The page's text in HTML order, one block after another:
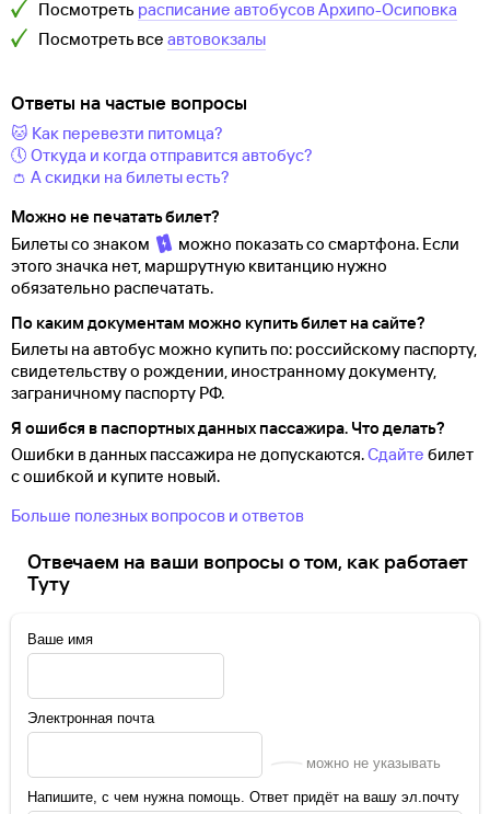
Посмотреть расписание автобусовАрхипо-Осиповка
Посмотреть все автовокзалы
Ответы на частые вопросы
🐱 Как перевезти питомца?
🕔 Откуда и когда отправится автобус?
👛 А скидки на билеты есть?
Можно не печатать билет?
Билеты со знаком
можно показать со смартфона. Если
этого значка нет, маршрутную квитанцию нужно
обязательно распечатать.
По каким документам можно купить билет на сайте?
Билеты на автобус можно купить по: российскому паспорту,
свидетельству о рождении, иностранному документу,
заграничному паспорту РФ.
Я ошибся в паспортных данных пассажира. Что делать?
Ошибки в данных пассажира не допускаются.Сдайте билет
с ошибкой и купите новый.
Больше полезных вопросов и ответов
Отвечаем на ваши вопросы о том, как работает
Туту
Ваше имя
Электронная почта
можно не указывать
Напишите, с чем нужна помощь. Ответ придёт на вашу эл.почту